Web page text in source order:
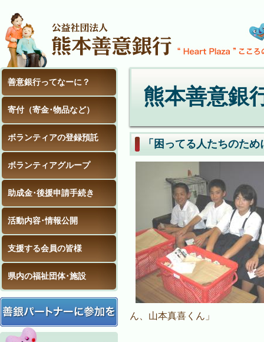
熊本善意銀
「困ってる人たちのた
ん、山本真喜くん」
善意銀行ってなーに？
寄付（寄金･物品など）
ボランティアの登録預託
ボランティアグループ
助成金･後援申請手続き
活動内容･情報公開
支援する会員の皆様
県内の福祉団体･施設